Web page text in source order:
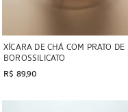
XÍCARA DE CHÁ COM PRATO DE
BOROSSILICATO
R$ 89,90
Imagem alterada para 1 de 7